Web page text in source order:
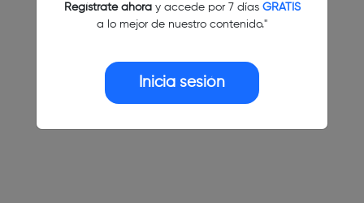
Regístrate ahoray accede por 7 días GRATIS
a lo mejor de nuestro contenido."
Inicia sesión